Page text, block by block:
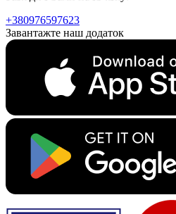
+380976597623
Завантажте наш додаток